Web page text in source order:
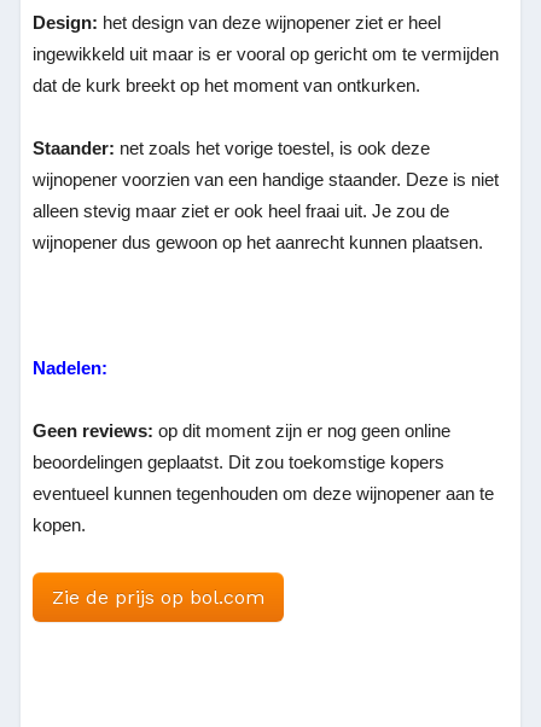
Design: het design van deze wijnopener ziet er heel
ingewikkeld uit maar is er vooral op gericht om te vermijden
dat de kurk breekt op het moment van ontkurken.
Staander: net zoals het vorige toestel, is ook deze
wijnopener voorzien van een handige staander. Deze is niet
alleen stevig maar ziet er ook heel fraai uit. Je zou de
wijnopener dus gewoon op het aanrecht kunnen plaatsen.
Nadelen:
Geen reviews:op dit moment zijn er nog geen online
beoordelingen geplaatst. Dit zou toekomstige kopers
eventueel kunnen tegenhouden om deze wijnopener aan te
kopen.
Zie de prijs op bol.com